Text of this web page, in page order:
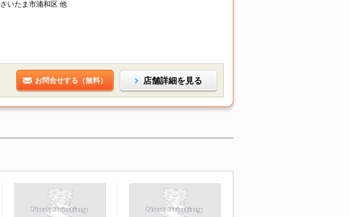
いたま市浦和区 他
お問合せする（無料） 店舗詳細を見る